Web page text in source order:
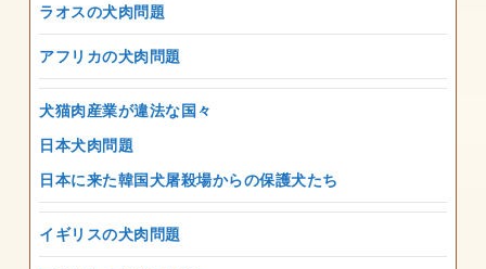
ラオスの犬肉問題
アフリカの犬肉問題
犬猫肉産業が違法な国々
日本犬肉問題
日本に来た韓国犬屠殺場からの保護犬たち
イギリスの犬肉問題